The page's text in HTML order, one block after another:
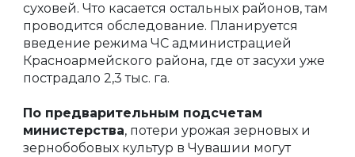
суховей. Что касается остальных районов, там
проводится обследование. Планируется
введение режима ЧС администрацией
Красноармейского района, где от засухи уже
пострадало 2,3 тыс. га.
По предварительным подсчетам
министерства, потери урожая зерновых и
зернобобовых культур в Чувашии могут